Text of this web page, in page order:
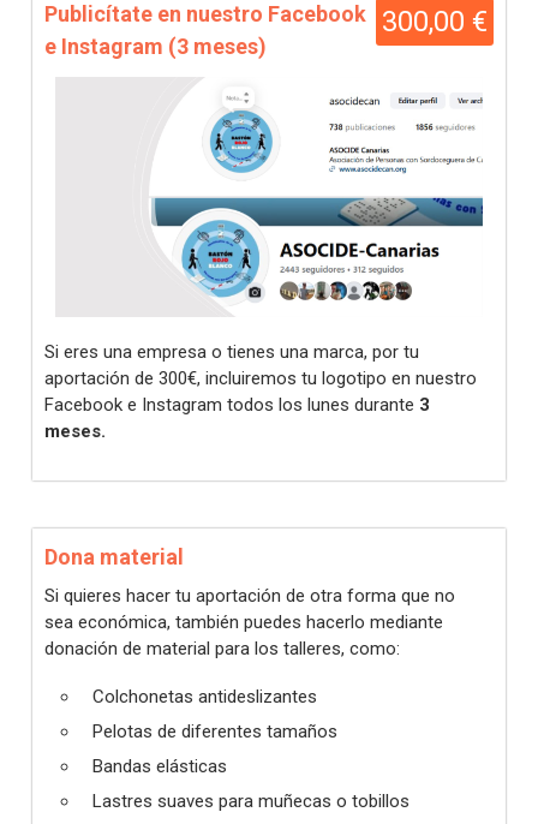
300,00 €
Publicítate en nuestro Facebook
e Instagram (3 meses)
Si eres una empresa o tienes una marca, por tu
aportación de 300€, incluiremos tu logotipo en nuestro
Facebook e Instagram todos los lunes durante 3
meses.
Dona material
Si quieres hacer tu aportación de otra forma que no
sea económica, también puedes hacerlo mediante
donación de material para los talleres, como:
Colchonetas antideslizantes
Pelotas de diferentes tamaños
Bandas elásticas
Lastres suaves para muñecas o tobillos